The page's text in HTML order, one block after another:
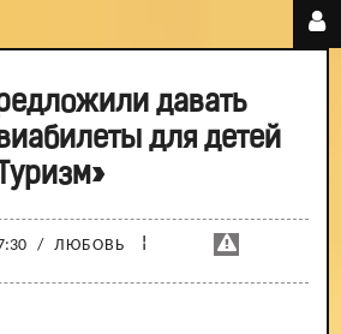
давать
для детей
/ ЛЮБОВЬ ¦